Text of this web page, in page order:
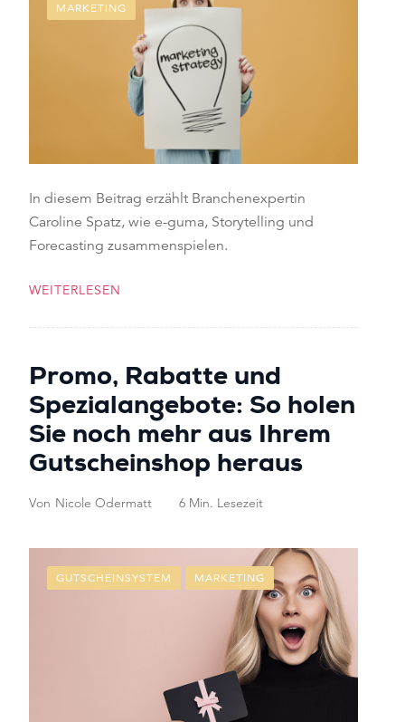
MARKETING
In diesem Beitrag erzählt Branchenexpertin
Caroline Spatz, wie e-guma, Storytelling und
Forecasting zusammenspielen.
WEITERLESEN
Promo, Rabatte und
Spezialangebote: So holen
Sie noch mehr aus Ihrem
Gutscheinshop heraus
Von Nicole Odermatt 6 Min. Lesezeit
GUTSCHEINSYSTEM MARKETING